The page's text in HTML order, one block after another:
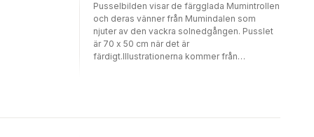
är en av Finlands bästa konstnärer genom
tiderna och även den mest lästa finska
författaren utomlands.
Pusselbilden visar de färgglada Mumintrollen
och deras vänner från Mumindalen som
njuter av den vackra solnedgången. Pusslet
är 70 x 50 cm när det är
färdigt.Illustrationerna kommer från
utomlands.